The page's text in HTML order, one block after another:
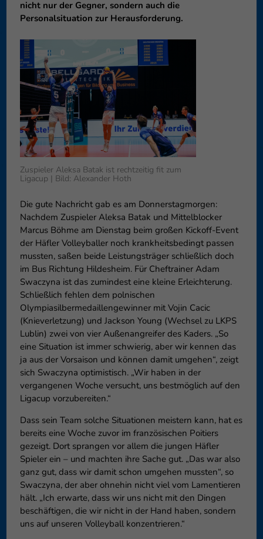
nicht nur der Gegner, sondern auch die
Personalsituation zur Herausforderung.
Zuspieler Aleksa Batak ist rechtzeitig fit zum
Ligacup | Bild: Alexander Hoth
Die gute Nachricht gab es am Donnerstagmorgen:
Nachdem Zuspieler Aleksa Batak und Mittelblocker
Marcus Böhme am Dienstag beim großen Kickoff-Event
der Häfler Volleyballer noch krankheitsbedingt passen
mussten, saßen beide Leistungsträger schließlich doch
im Bus Richtung Hildesheim. Für Cheftrainer Adam
Swaczyna ist das zumindest eine kleine Erleichterung.
Schließlich fehlen dem polnischen
Olympiasilbermedaillengewinner mit Vojin Cacic
(Knieverletzung) und Jackson Young (Wechsel zu LKPS
Lublin) zwei von vier Außenangreifer des Kaders. „So
eine Situation ist immer schwierig, aber wir kennen das
ja aus der Vorsaison und können damit umgehen“, zeigt
sich Swaczyna optimistisch. „Wir haben in der
vergangenen Woche versucht, uns bestmöglich auf den
Ligacup vorzubereiten.“
Dass sein Team solche Situationen meistern kann, hat es
bereits eine Woche zuvor im französischen Poitiers
gezeigt. Dort sprangen vor allem die jungen Häfler
Spieler ein – und machten ihre Sache gut. „Das war also
ganz gut, dass wir damit schon umgehen mussten“, so
Swaczyna, der aber ohnehin nicht viel vom Lamentieren
hält. „Ich erwarte, dass wir uns nicht mit den Dingen
beschäftigen, die wir nicht in der Hand haben, sondern
uns auf unseren Volleyball konzentrieren.“
können Ihre Einwilligung zu ganzen Kategorien geben oder sich
weitere Informationen anzeigen lassen und so nur bestimmte
Speichern Nur essenzielle Cookies akzeptieren
Zurück
Datenschutzeinstellungen
Essenziell (1)
Essenzielle Cookies ermöglichen grundlegende Funktionen und sind für
die einwandfreie Funktion der Website erforderlich.
Cookie-Informationen anzeigen
Externe Medien (6)
standardmäßig blockiert. Wenn Cookies von externen Medien akzeptiert
werden, bedarf der Zugriff auf diese Inhalte keiner manuellen
Einwilligung mehr.
Cookie-Informationen anzeigen
Datenschutzerklärung Impressum